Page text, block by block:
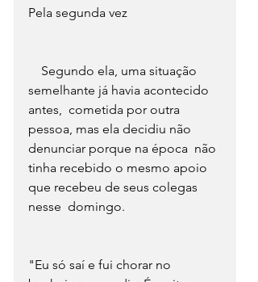
Pela segunda vez
semelhante já havia acontecido
antes,  cometida por outra
pessoa, mas ela decidiu não
denunciar porque na época  não
tinha recebido o mesmo apoio
que recebeu de seus colegas
nesse  domingo.
"Eu só saí e fui chorar no